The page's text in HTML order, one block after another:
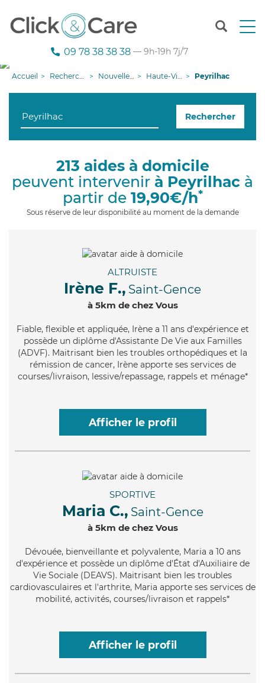
T
n
g
i
09 78 38 38 38 — 9h-19h 7j/7
Accueil Recherche aide à domicile Nouvelle-Aquitaine Haute-Vienne Peyrilhac
Rechercher
213 aides à domicile
peuvent intervenir à Peyrilhac à
partir de 19,90€/h*
Sous réserve de leur disponibilité au moment de la demande
ALTRUISTE
Irène F., Saint-Gence
à 5km de chez Vous
Fiable, flexible et appliquée, Irène a 11 ans d'expérience et
possède un diplôme d'Assistante De Vie aux Familles
(ADVF). Maitrisant bien les troubles orthopédiques et la
rémission de cancer, Irène apporte ses services de
courses/livraison, lessive/repassage, rappels et ménage*
Afficher le profil
SPORTIVE
Maria C., Saint-Gence
à 5km de chez Vous
Dévouée, bienveillante et polyvalente, Maria a 10 ans
d'expérience et possède un diplôme d'État d'Auxiliaire de
Vie Sociale (DEAVS). Maitrisant bien les troubles
cardiovasculaires et l'arthrite, Maria apporte ses services de
mobilité, activités, courses/livraison et rappels*
Afficher le profil